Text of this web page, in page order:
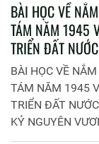
BÀI HỌC VỀ
TÁM NĂM 1945
TRIỂN ĐẤT
KỶ NGUYÊN
BÀI HỌC VỀ
TÁM NĂM 1945
TRIỂN ĐẤT
KỶ NGUYÊN